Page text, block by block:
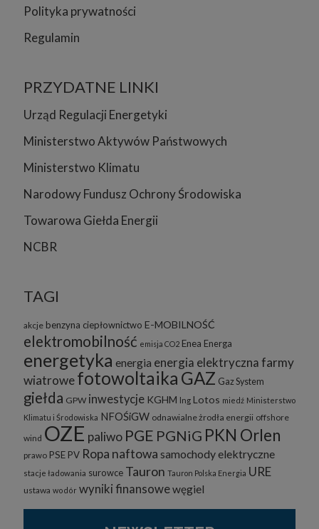
Polityka prywatności
Regulamin
PRZYDATNE LINKI
Urząd Regulacji Energetyki
Ministerstwo Aktywów Państwowych
Ministerstwo Klimatu
Narodowy Fundusz Ochrony Środowiska
Towarowa Giełda Energii
NCBR
TAGI
akcje benzyna ciepłownictwo E-MOBILNOŚĆ
elektromobilność emisja CO2 Enea Energa
energetyka energia energia elektrycznafarmy
wiatrowefotowoltaika GAZ Gaz System
giełda GPW inwestycje KGHM lng Lotos miedź Ministerstwo
Klimatu i Środowiska NFOŚiGW odnawialne żrodła energii offshore
wind OZE paliwo PGE PGNiG PKN Orlen
prawo PSE PV Ropa naftowa samochody elektryczne
stacje ładowania surowce Tauron Tauron Polska Energia URE
ustawa wodór wyniki finansowewęgiel